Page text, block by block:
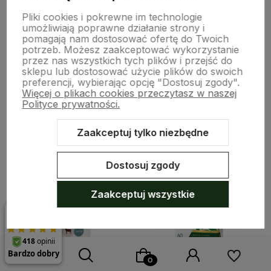
kapsułek ALINESS
45,90 zł
Do koszyka
34,19 zł
Cena regularna:35,99 zł -5%
Najniższa cena:35,99 zł
Do ulubionych
Pliki cookies i pokrewne im technologie
umożliwiają poprawne działanie strony i
pomagają nam dostosować ofertę do Twoich
potrzeb. Możesz zaakceptować wykorzystanie
przez nas wszystkich tych plików i przejść do
sklepu lub dostosować użycie plików do swoich
preferencji, wybierając opcję "Dostosuj zgody".
Więcej o plikach cookies przeczytasz w naszej
Polityce prywatności.
Zaakceptuj tylko niezbędne
Dostosuj zgody
Zaakceptuj wszystkie